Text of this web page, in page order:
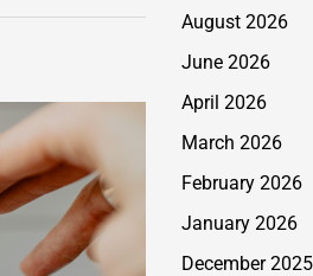
August 2026
June 2026
April 2026
March 2026
February 2026
January 2026
December 2025